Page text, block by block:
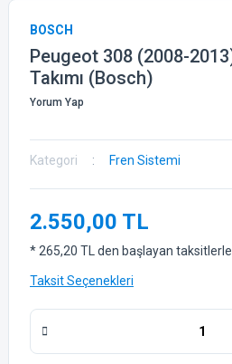
BOSCH
Peugeot 308 (2008-
Takımı (Bosch)
Yorum Yap
Kategori Fren Sistemi
2.550,00 TL
* 265,20 TL den başlayan
Taksit Seçenekleri